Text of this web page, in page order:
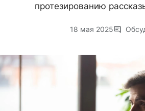
протезированию
18 мая 2025